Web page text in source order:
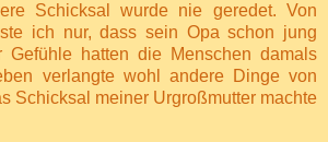
Schicksal wurde nie geredet. Von
ich nur, dass sein Opa schon jung
Gefühle hatten die Menschen damals
verlangte wohl andere Dinge von
Schicksal meiner Urgroßmutter machte